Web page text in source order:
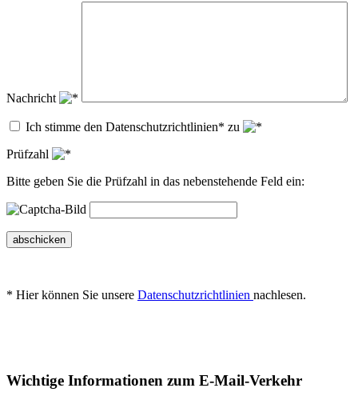
Nachricht
Ich stimme den Datenschutzrichtlinien* zu
Prüfzahl
Bitte geben Sie die Prüfzahl in das nebenstehende Feld ein:
abschicken
* Hier können Sie unsere Datenschutzrichtlinien nachlesen.
Wichtige Informationen zum E-Mail-Verkehr